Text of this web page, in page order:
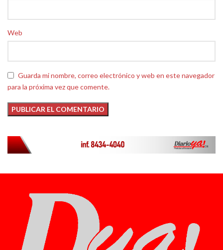
Web
Guarda mi nombre, correo electrónico y web en este navegador
para la próxima vez que comente.